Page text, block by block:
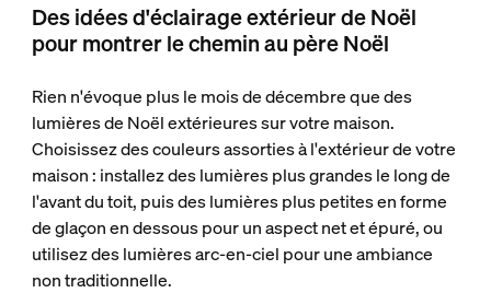
Des idées d'éclairage extérieur de Noël
pour montrer le chemin au père Noël
Rien n'évoque plus le mois de décembre que des
lumières de Noël extérieures sur votre maison.
Choisissez des couleurs assorties à l'extérieur de votre
maison : installez des lumières plus grandes le long de
l'avant du toit, puis des lumières plus petites en forme
de glaçon en dessous pour un aspect net et épuré, ou
utilisez des lumières arc-en-ciel pour une ambiance
non traditionnelle.